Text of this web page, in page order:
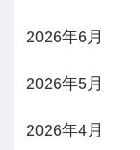
2026年6月
2026年5月
2026年4月